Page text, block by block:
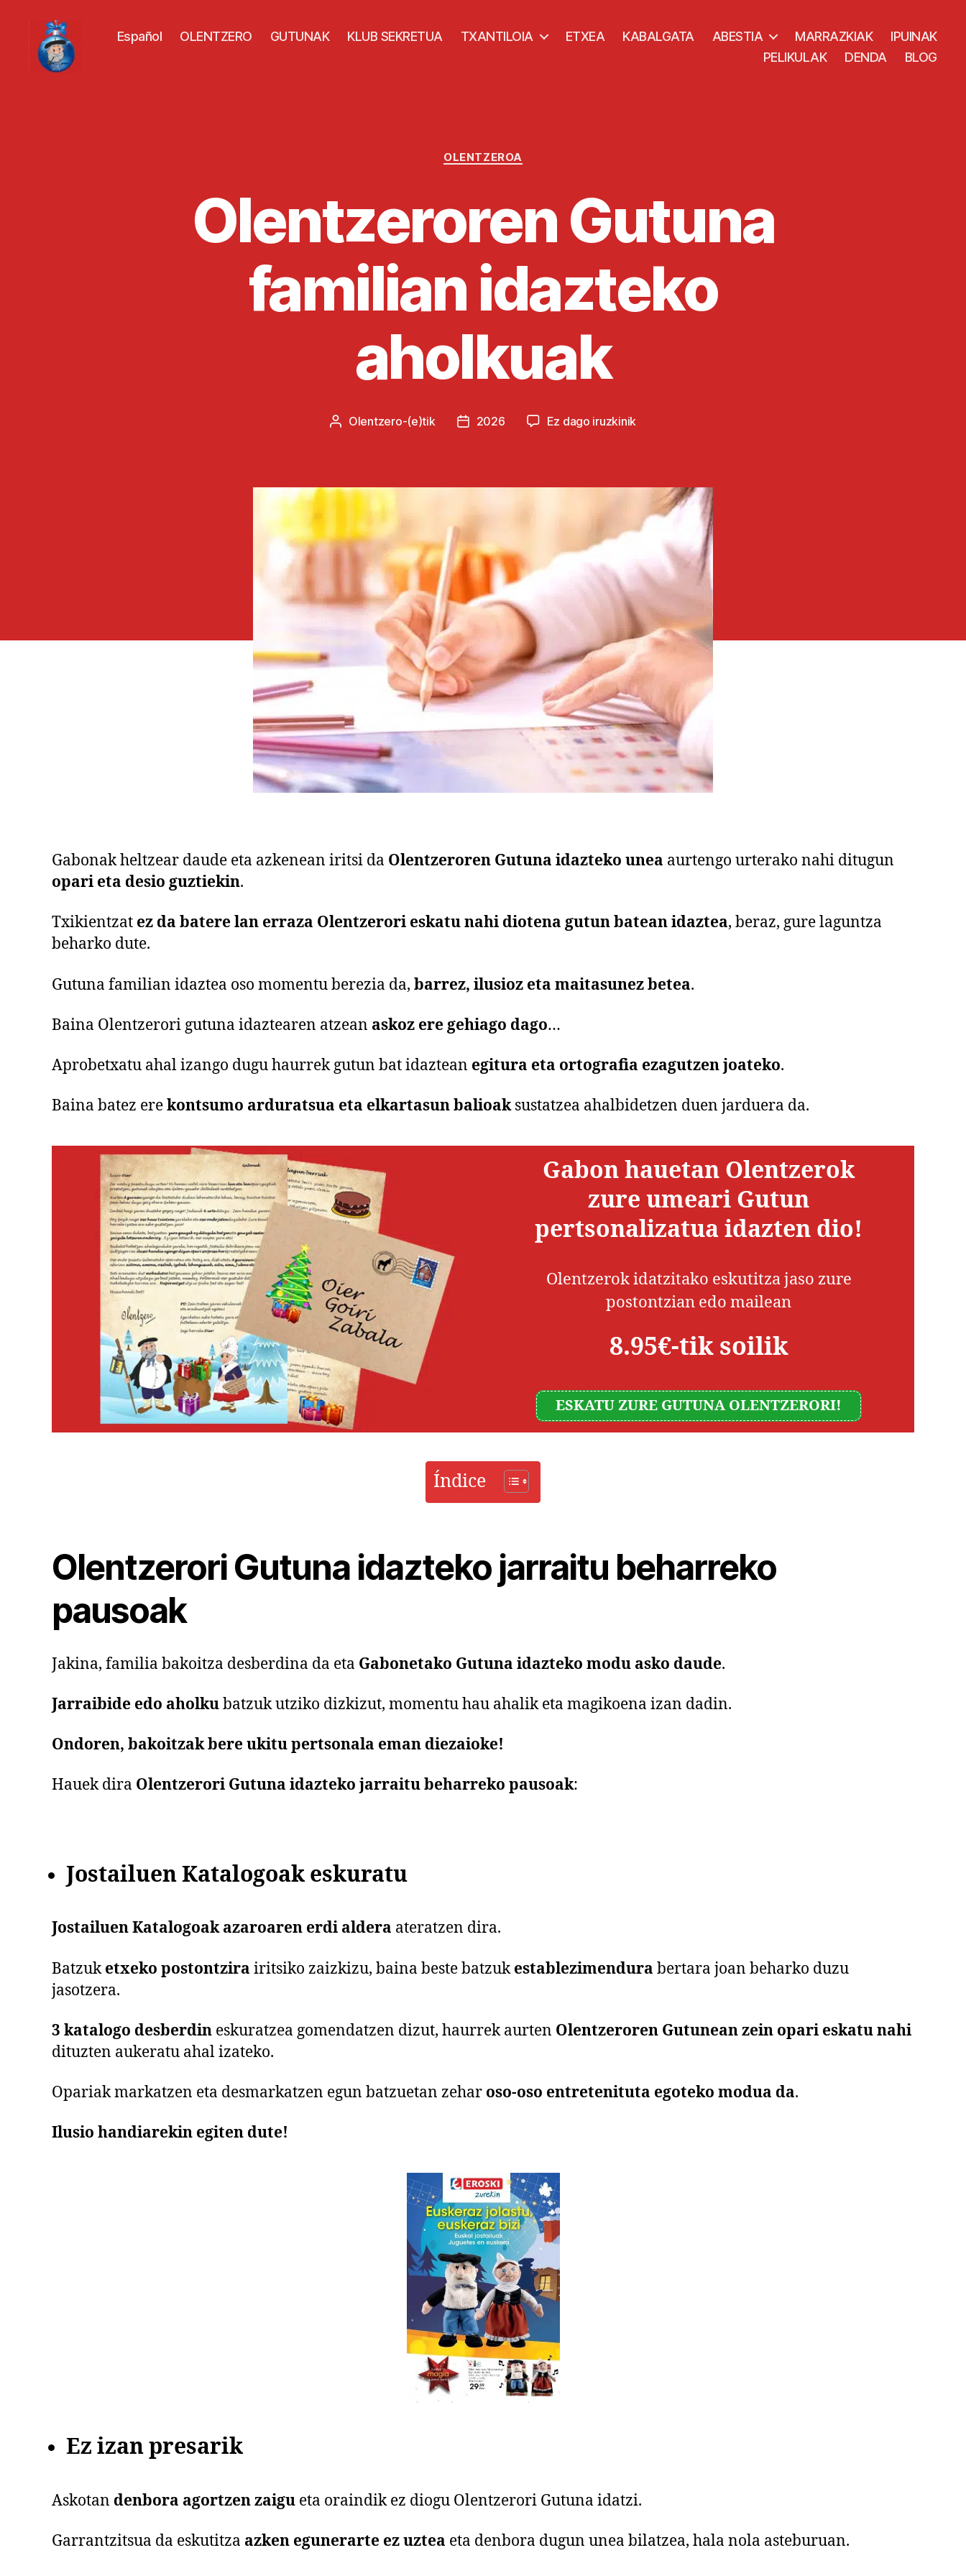
Español OLENTZERO GUTUNAK KLUB SEKRETUA TXANTILOIA ETXEA KABALGATA ABESTIA MARRAZKIAK
IPUINAK
PELIKULAK
DENDA BLOG
Kategoriak
OLENTZEROA
Olentzeroren Gutuna
familian idazteko
aholkuak
Argitalpenaren
Olentzero-(e)tik
Argitalpenaren
2026 Ez dago iruzkinik
aholkuak
sarreran
Gabonak heltzear daude eta azkenean iritsi da Olentzeroren Gutuna idazteko unea aurtengo urterako nahi ditugun
opari eta desio guztiekin.
Txikientzat ez da batere lan erraza Olentzerori eskatu nahi diotena gutun batean idaztea, beraz, gure laguntza
beharko dute.
Gutuna familian idaztea oso momentu berezia da, barrez, ilusioz eta maitasunez betea.
Baina Olentzerori gutuna idaztearen atzean askoz ere gehiago dago…
Aprobetxatu ahal izango dugu haurrek gutun bat idaztean egitura eta ortografia ezagutzen joateko.
Baina batez erekontsumo arduratsua eta elkartasun balioaksustatzea ahalbidetzen duen jarduera da.
Gabon hauetan Olentzerok
zure umeari Gutun
pertsonalizatua idazten dio!
Olentzerok idatzitako eskutitza jaso zure
postontzian edo mailean
8.95€-tik soilik
ESKATU ZURE GUTUNA OLENTZERORI!
Índice
Olentzerori Gutuna idazteko jarraitu beharreko
pausoak
Jakina, familia bakoitza desberdina da eta Gabonetako Gutuna idazteko modu asko daude.
Jarraibide edo aholkubatzuk utziko dizkizut, momentu hau ahalik eta magikoena izan dadin.
Ondoren, bakoitzak bere ukitu pertsonala eman diezaioke!
Hauek dira Olentzerori Gutuna idazteko jarraitu beharreko pausoak:
Jostailuen Katalogoak eskuratu
Jostailuen Katalogoak azaroaren erdi aldera ateratzen dira.
Batzuketxeko postontzira iritsiko zaizkizu, baina beste batzukestablezimendura bertara joan beharko duzu
jasotzera.
3 katalogo desberdin eskuratzea gomendatzen dizut, haurrek aurten Olentzeroren Gutunean zein opari eskatu nahi
dituzten aukeratu ahal izateko.
Opariak markatzen eta desmarkatzen egun batzuetan zehar oso-oso entretenituta egoteko modua da.
Ilusio handiarekin egiten dute!
Ez izan presarik
Askotan denbora agortzen zaigu eta oraindik ez diogu Olentzerori Gutuna idatzi.
Garrantzitsua da eskutitza azken egunerarte ez uztea eta denbora dugun unea bilatzea, hala nola asteburuan.